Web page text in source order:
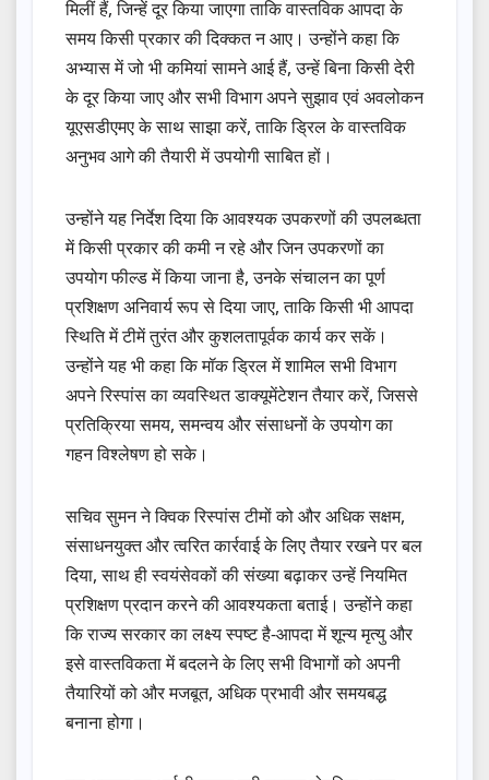
मिलीं हैं, जिन्हें दूर किया जाएगा ताकि वास्तविक आपदा के
समय किसी प्रकार की दिक्कत न आए। उन्होंने कहा कि
अभ्यास में जो भी कमियां सामने आई हैं, उन्हें बिना किसी देरी
के दूर किया जाए और सभी विभाग अपने सुझाव एवं अवलोकन
यूएसडीएमए के साथ साझा करें, ताकि ड्रिल के वास्तविक
अनुभव आगे की तैयारी में उपयोगी साबित हों।
उन्होंने यह निर्देश दिया कि आवश्यक उपकरणों की उपलब्धता
में किसी प्रकार की कमी न रहे और जिन उपकरणों का
उपयोग फील्ड में किया जाना है, उनके संचालन का पूर्ण
प्रशिक्षण अनिवार्य रूप से दिया जाए, ताकि किसी भी आपदा
स्थिति में टीमें तुरंत और कुशलतापूर्वक कार्य कर सकें।
उन्होंने यह भी कहा कि मॉक ड्रिल में शामिल सभी विभाग
अपने रिस्पांस का व्यवस्थित डाक्यूमेंटेशन तैयार करें, जिससे
प्रतिक्रिया समय, समन्वय और संसाधनों के उपयोग का
गहन विश्लेषण हो सके।
सचिव सुमन ने क्विक रिस्पांस टीमों को और अधिक सक्षम,
संसाधनयुक्त और त्वरित कार्रवाई के लिए तैयार रखने पर बल
दिया, साथ ही स्वयंसेवकों की संख्या बढ़ाकर उन्हें नियमित
प्रशिक्षण प्रदान करने की आवश्यकता बताई। उन्होंने कहा
कि राज्य सरकार का लक्ष्य स्पष्ट है-आपदा में शून्य मृत्यु और
इसे वास्तविकता में बदलने के लिए सभी विभागों को अपनी
तैयारियों को और मजबूत, अधिक प्रभावी और समयबद्ध
बनाना होगा।